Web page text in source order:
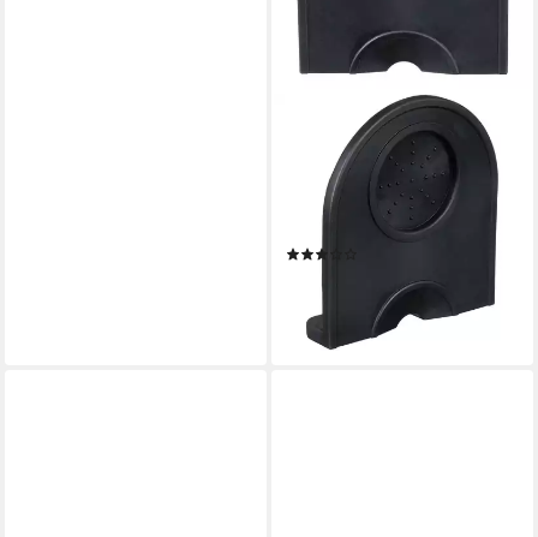
SCARLET ESPRESSO
Barista-Set, scarlet espresso
Tamperablage
»Professionale« Silikon Matte
lieferbar - in 3-4 Werktagen bei dir